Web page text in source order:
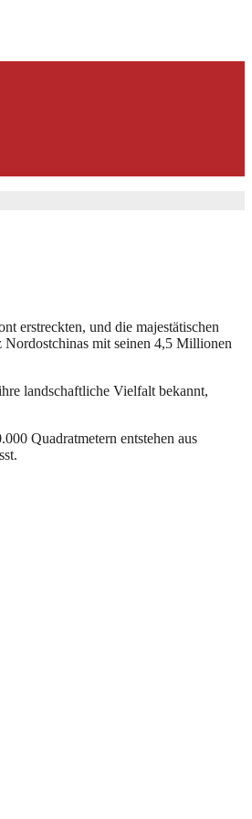
erstreckten, und die majestätischen
Nordostchinas mit seinen 4,5 Millionen
landschaftliche Vielfalt bekannt,
Quadratmetern entstehen aus